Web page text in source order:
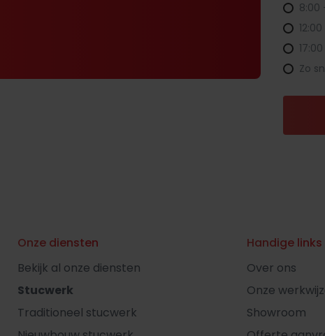
8:00
Zo
Onze diensten
Bekijk al onze diensten
Stucwerk
Traditioneel stucwerk
Handige links
Over ons
Onze
Showroom